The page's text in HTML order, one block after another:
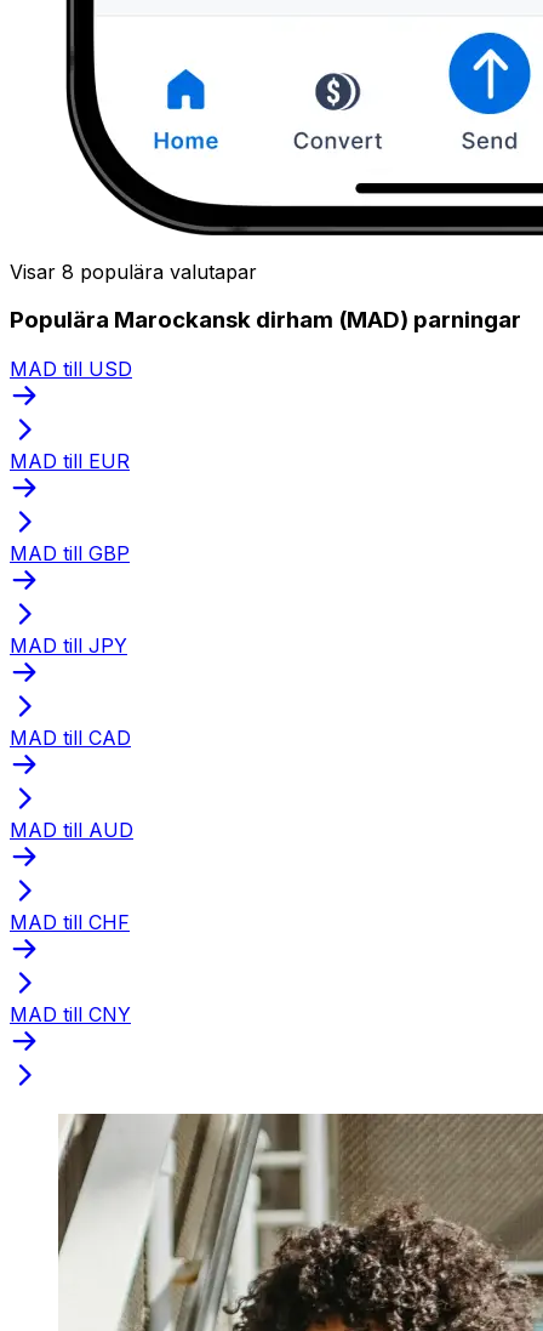
Visar 8 populära valutapar
Populära Marockansk dirham (MAD) parningar
MAD till USD
MAD till EUR
MAD till GBP
MAD till JPY
MAD till CAD
MAD till AUD
MAD till CHF
MAD till CNY